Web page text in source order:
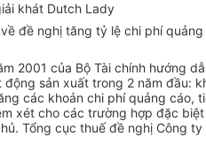
khát Dutch Lady
đề nghị tăng tỷ lệ chi phí
2001 của Bộ Tài chính hướng
sản xuất trong 2 năm đầu:
các khoản chi phí quảng cáo,
xét cho các trường hợp đặc
Tổng cục thuế đề nghị Công